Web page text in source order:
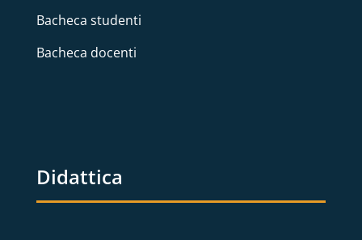
Bacheca studenti
Bacheca docenti
Didattica